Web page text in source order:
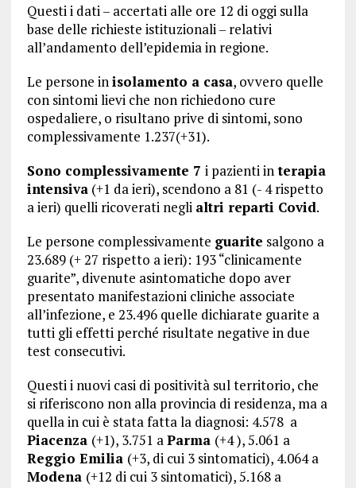
Questi i dati – accertati alle ore 12 di oggi sulla
base delle richieste istituzionali – relativi
all’andamento dell’epidemia in regione.
Le persone in isolamento a casa, ovvero quelle
con sintomi lievi che non richiedono cure
ospedaliere, o risultano prive di sintomi, sono
complessivamente 1.237(+31).
Sono complessivamente 7 i pazienti in terapia
intensiva(+1 da ieri), scendono a 81 (- 4 rispetto
a ieri) quelli ricoverati negli altri reparti Covid.
Le persone complessivamente guarite salgono a
23.689 (+ 27 rispetto a ieri): 193 “clinicamente
guarite”, divenute asintomatiche dopo aver
presentato manifestazioni cliniche associate
all’infezione, e 23.496 quelle dichiarate guarite a
tutti gli effetti perché risultate negative in due
test consecutivi.
Questi i nuovi casi di positività sul territorio, che
si riferiscono non alla provincia di residenza, ma a
quella in cui è stata fatta la diagnosi: 4.578 a
Piacenza (+1), 3.751 a Parma (+4 ), 5.061 a
Reggio Emilia (+3, di cui 3 sintomatici), 4.064 a
Modena (+12 di cui 3 sintomatici), 5.168 a